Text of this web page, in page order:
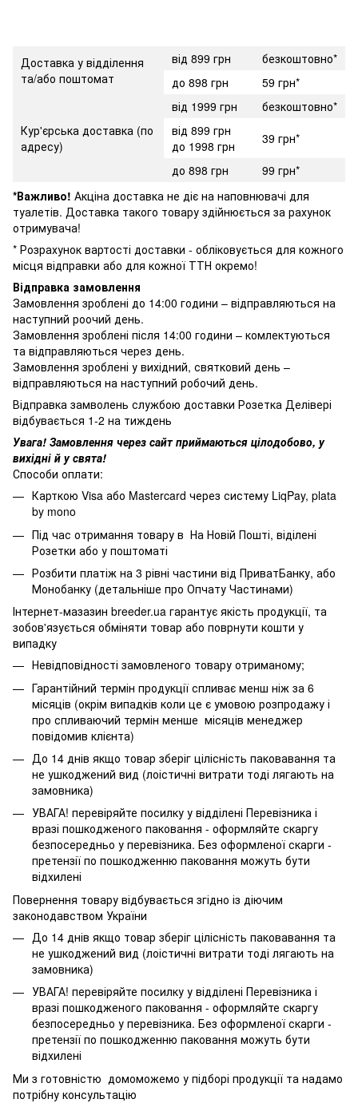
Доставка у відділення
та/або поштомат
від 899 грн
безкоштовно*
до 898 грн
59 грн*
Кур'єрська доставка (по
адресу)
від 1999 грн
безкоштовно*
від 899 грн
до 1998 грн
39 грн*
до 898 грн
99 грн*
*Важливо! Акціна доставка не діє на наповнювачі для
туалетів. Доставка такого товару здійнюється за рахунок
отримувача!
* Розрахунок вартості доставки - обліковується для кожного
місця відправки або для кожної ТТН окремо!
Відправка замовлення
Замовлення зроблені до 14:00 години – відправляються на
наступний роочий день.
Замовлення зроблені після 14:00 години – комлектуються
та відправляються через день.
Замовлення зроблені у вихідний, святковий день –
відправляються на наступний робочий день.
Відправка замволень службою доставки Розетка Делівері
відбувається 1-2 на тиждень
Увага! Замовлення через сайт приймаються цілодобово, у
вихідні й у свята!
Способи оплати:
Карткою Visa або Mastercard через систему LiqPay, plata
by mono
Під час отримання товару в На Новій Пошті, віділені
Розетки або у поштоматі
Розбити платіж на 3 рівні частини від ПриватБанку, або
Монобанку (детальніше про Опчату Частинами)
Інтернет-мазазин breeder.ua гарантує якість продукції, та
зобов'язується обміняти товар або поврнути кошти у
випадку
Невідповідності замовленого товару отриманому;
Гарантійний термін продукції спливає менш ніж за 6
місяців (окрім випадків коли це є умовою розпродажу і
про спливаючий термін менше місяців менеджер
повідомив клієнта)
До 14 днів якщо товар зберіг цілісність паковавання та
не ушкоджений вид (лоістичні витрати тоді лягають на
замовника)
УВАГА! перевіряйте посилку у відділені Перевізника і
вразі пошкодженого паковання - оформляйте скаргу
безпосередньо у перевізника. Без оформленої скарги -
претензії по пошкодженню паковання можуть бути
відхилені
Повернення товару відбувається згідно із діючим
законодавством України
До 14 днів якщо товар зберіг цілісність паковавання та
не ушкоджений вид (лоістичні витрати тоді лягають на
замовника)
УВАГА! перевіряйте посилку у відділені Перевізника і
вразі пошкодженого паковання - оформляйте скаргу
безпосередньо у перевізника. Без оформленої скарги -
претензії по пошкодженню паковання можуть бути
відхилені
Ми з готовністю домоможемо у підборі продукції та надамо
потрібну консультацію